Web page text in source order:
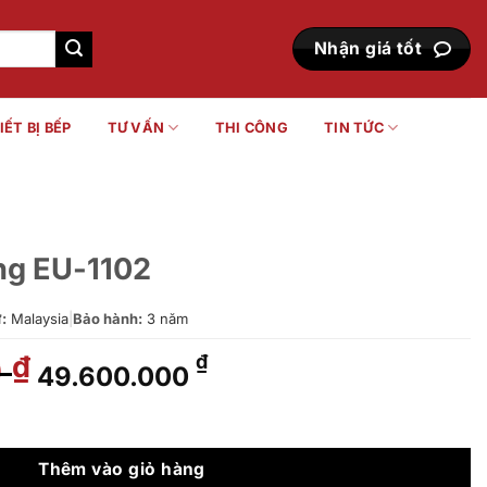
Nhận giá tốt
BỊ BẾP TƯ VẤN THI CÔNG TIN TỨC
EU-1102
Malaysia Bảo hành: 3 năm
₫ Giá
gốc
60.490.000 ₫.
49.600.000 ₫Giá
là:
Thêm vào giỏ hàng